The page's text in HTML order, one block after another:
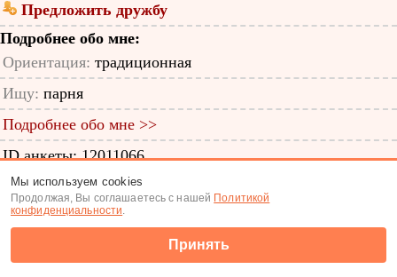
Предложить дружбу
Подробнее обо мне:
Ориентация: традиционная
Ищу: парня
Подробнее обо мне >>
ID анкеты: 12011066
Знакомства|Поиск анкет
(c) Tabor.ru 2026
Мы используем cookies
Продолжая, Вы соглашаетесь с нашей Политикой
конфиденциальности.
Принять